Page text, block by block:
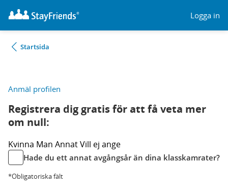
Logga in
Startsida
Anmäl profilen
Registrera dig gratis för att få veta mer
om null:
Kvinna Man AnnatVill ej ange
Hade du ett annat avgångsår än dina klasskamrater?
*Obligatoriska fält